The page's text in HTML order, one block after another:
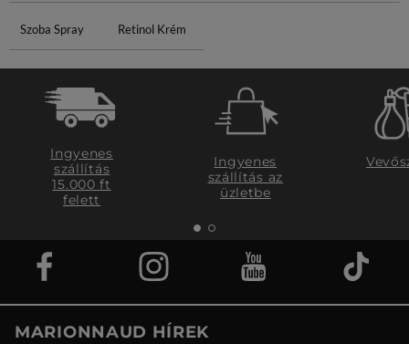
Szoba Spray Retinol Krém
Ingyenes
szállítás
15.000 ft
felett
Ingyenes
szállítás az
üzletbe
MARIONNAUD HÍREK